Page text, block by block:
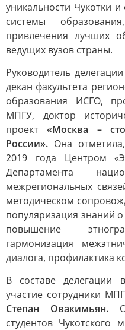
уникальности Чукотки
системы
привлечения лучших
ведущих вузов страны.
Руководитель
декан факультета
образования ИСГО,
МПГУ, доктор
проект«Москва –
России». Она
2019 года Центром
Департамента
межрегиональных
методическом
популяризация знаний
повышение
гармонизация
диалога, профилактика
В составе делегации
участие сотрудники
Степан Овакимьян.
студентов Чукотского